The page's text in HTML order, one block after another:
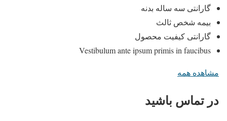
گارانتی سه ساله بدنه
بیمه شخص ثالث
گارانتی کیفیت محصول
Vestibulum ante ipsum primis in faucibus
مشاهده همه
در تماس باشید